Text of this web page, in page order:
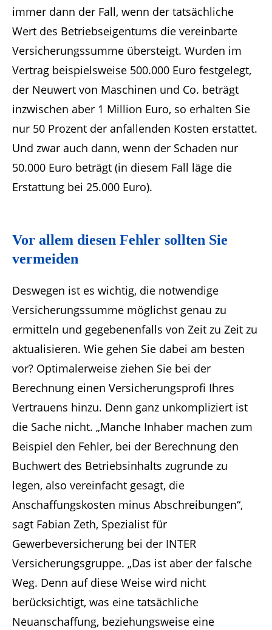
immer dann der Fall, wenn der tatsächliche
Wert des Betriebseigentums die vereinbarte
Versicherungssumme übersteigt. Wurden im
Vertrag beispielsweise 500.000 Euro festgelegt,
der Neuwert von Maschinen und Co. beträgt
inzwischen aber 1 Million Euro, so erhalten Sie
nur 50 Prozent der anfallenden Kosten erstattet.
Und zwar auch dann, wenn der Schaden nur
50.000 Euro beträgt (in diesem Fall läge die
Erstattung bei 25.000 Euro).
Vor allem diesen Fehler sollten Sie
vermeiden
Deswegen ist es wichtig, die notwendige
Versicherungssumme möglichst genau zu
ermitteln und gegebenenfalls von Zeit zu Zeit zu
aktualisieren. Wie gehen Sie dabei am besten
vor? Optimalerweise ziehen Sie bei der
Berechnung einen Versicherungsprofi Ihres
Vertrauens hinzu. Denn ganz unkompliziert ist
die Sache nicht. „Manche Inhaber machen zum
Beispiel den Fehler, bei der Berechnung den
Buchwert des Betriebsinhalts zugrunde zu
legen, also vereinfacht gesagt, die
Anschaffungskosten minus Abschreibungen“,
sagt Fabian Zeth, Spezialist für
Gewerbeversicherung bei der INTER
Versicherungsgruppe. „Das ist aber der falsche
Weg. Denn auf diese Weise wird nicht
berücksichtigt, was eine tatsächliche
Neuanschaffung, beziehungsweise eine